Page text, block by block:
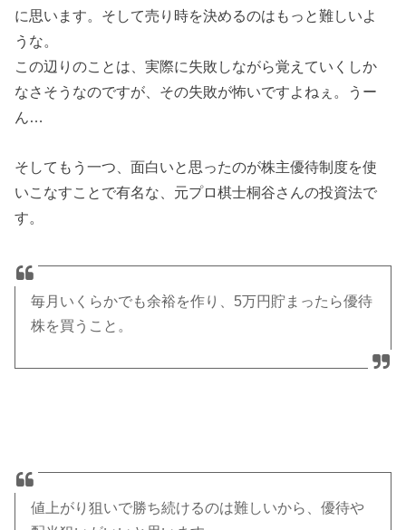
に思います。そして売り時を決めるのはもっと難しいよ
うな。
この辺りのことは、実際に失敗しながら覚えていくしか
なさそうなのですが、その失敗が怖いですよねぇ。うー
ん…
そしてもう一つ、面白いと思ったのが株主優待制度を使
いこなすことで有名な、元プロ棋士桐谷さんの投資法で
す。
毎月いくらかでも余裕を作り、5万円貯まったら優待
株を買うこと。
値上がり狙いで勝ち続けるのは難しいから、優待や